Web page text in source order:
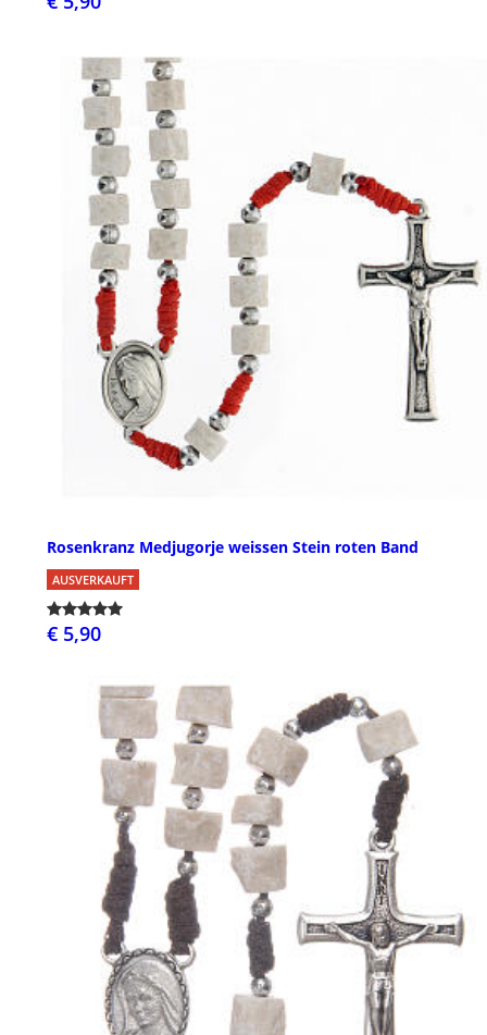
Rosenkranz Medjugorje weissen Stein roten Band
AUSVERKAUFT
€ 5,90